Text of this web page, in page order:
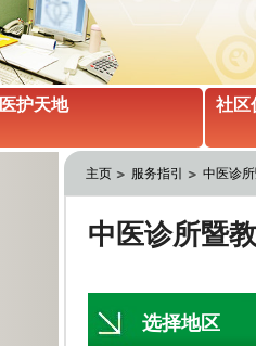
医护天地 社区
主页 服务指引 中医诊